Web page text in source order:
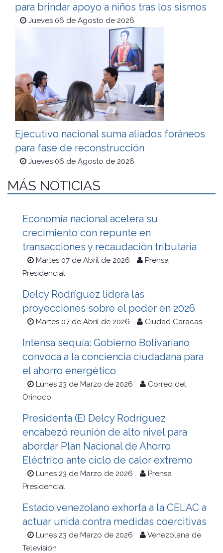
para brindar apoyo a niños tras los sismos
Jueves 06 de Agosto de 2026
Ejecutivo nacional suma aliados foráneos
para fase de reconstrucción
Jueves 06 de Agosto de 2026
MÁS NOTICIAS
Economía nacional acelera su
crecimiento con repunte en
transacciones y recaudación tributaria
Martes 07 de Abril de 2026
Prensa
Presidencial
Delcy Rodríguez lidera las
proyecciones sobre el poder en 2026
Martes 07 de Abril de 2026 Ciudad Caracas
Intensa sequía: Gobierno Bolivariano
convoca a la conciencia ciudadana para
el ahorro energético
Lunes 23 de Marzo de 2026
Correo del
Orinoco
Presidenta (E) Delcy Rodríguez
encabezó reunión de alto nivel para
abordar Plan Nacional de Ahorro
Eléctrico ante ciclo de calor extremo
Lunes 23 de Marzo de 2026
Prensa
Presidencial
Estado venezolano exhorta a la CELAC a
actuar unida contra medidas coercitivas
Lunes 23 de Marzo de 2026
Venezolana de
Televisión